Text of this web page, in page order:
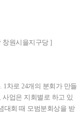
원시을지구당 ]
1차로 24개의 분회가 만들
업은 지회별로 하고 있
대회 때 모범분회상을 받